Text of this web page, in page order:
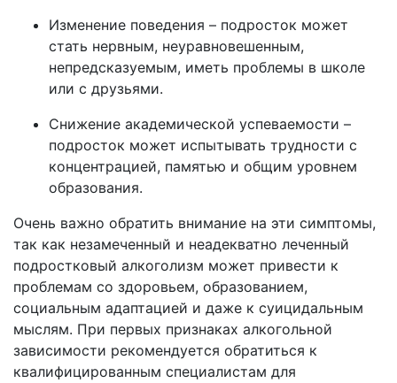
Изменение поведения – подросток может
стать нервным, неуравновешенным,
непредсказуемым, иметь проблемы в школе
или с друзьями.
Снижение академической успеваемости –
подросток может испытывать трудности с
концентрацией, памятью и общим уровнем
образования.
Очень важно обратить внимание на эти симптомы,
так как незамеченный и неадекватно леченный
подростковый алкоголизм может привести к
проблемам со здоровьем, образованием,
социальным адаптацией и даже к суицидальным
мыслям. При первых признаках алкогольной
зависимости рекомендуется обратиться к
квалифицированным специалистам для